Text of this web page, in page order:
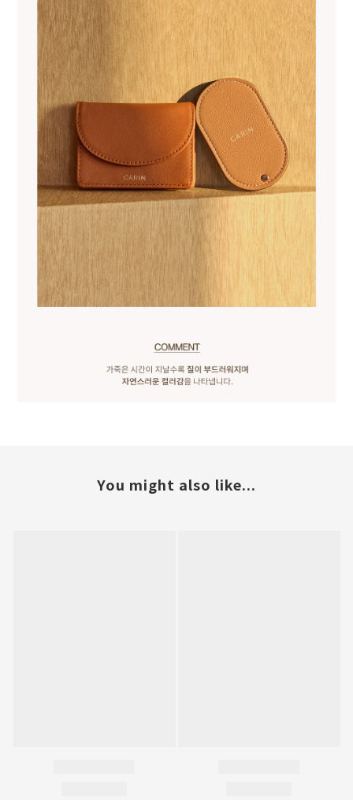
You might also like...